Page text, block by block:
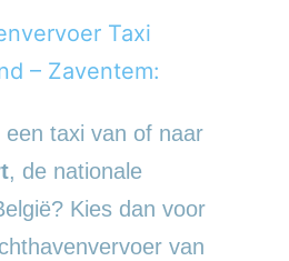
Taxi
– Zaventem:
taxi van of naar
, de nationale
Kies dan voor
van